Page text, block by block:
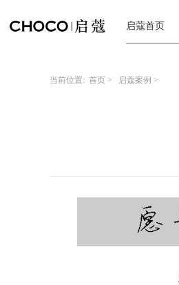
启蔻首页
当前位置: 首页 > 启蔻案例 >